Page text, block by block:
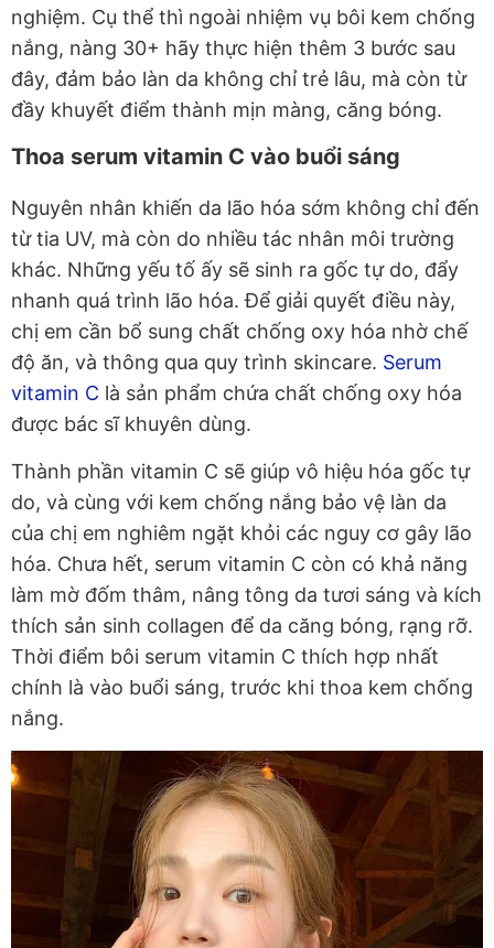
nghiệm. Cụ thể thì ngoài nhiệm vụ bôi kem chống
nắng, nàng 30+ hãy thực hiện thêm 3 bước sau
đây, đảm bảo làn da không chỉ trẻ lâu, mà còn từ
đầy khuyết điểm thành mịn màng, căng bóng.
Thoa serum vitamin C vào buổi sáng
Nguyên nhân khiến da lão hóa sớm không chỉ đến
từ tia UV, mà còn do nhiều tác nhân môi trường
khác. Những yếu tố ấy sẽ sinh ra gốc tự do, đẩy
nhanh quá trình lão hóa. Để giải quyết điều này,
chị em cần bổ sung chất chống oxy hóa nhờ chế
độ ăn, và thông qua quy trình skincare. Serum
vitamin C là sản phẩm chứa chất chống oxy hóa
được bác sĩ khuyên dùng.
Thành phần vitamin C sẽ giúp vô hiệu hóa gốc tự
do, và cùng với kem chống nắng bảo vệ làn da
của chị em nghiêm ngặt khỏi các nguy cơ gây lão
hóa. Chưa hết, serum vitamin C còn có khả năng
làm mờ đốm thâm, nâng tông da tươi sáng và kích
thích sản sinh collagen để da căng bóng, rạng rỡ.
Thời điểm bôi serum vitamin C thích hợp nhất
chính là vào buổi sáng, trước khi thoa kem chống
nắng.